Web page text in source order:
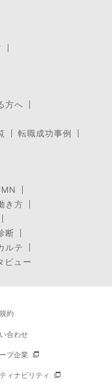
方へ
転職成功事例
き方
断
ルテ
ビュー
約
合わせ
プ企業
ィナビリティ